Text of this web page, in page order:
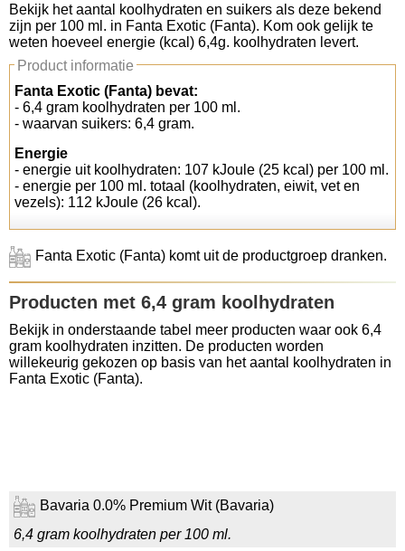
Koolhydraten tellen
Links
Bekijk het aantal koolhydraten en suikers als deze bekend
zijn per 100 ml. in Fanta Exotic (Fanta). Kom ook gelijk te
weten hoeveel energie (kcal) 6,4g. koolhydraten levert.
Product informatie
Fanta Exotic (Fanta) bevat:
- 6,4 gram koolhydraten per 100 ml.
- waarvan suikers: 6,4 gram.
Energie
- energie uit koolhydraten: 107 kJoule (25 kcal) per 100 ml.
- energie per 100 ml. totaal (koolhydraten, eiwit, vet en
vezels): 112 kJoule (26 kcal).
Fanta Exotic (Fanta) komt uit de productgroep dranken.
Producten met 6,4 gram koolhydraten
Bekijk in onderstaande tabel meer producten waar ook 6,4
gram koolhydraten inzitten. De producten worden
willekeurig gekozen op basis van het aantal koolhydraten in
Fanta Exotic (Fanta).
Bavaria 0.0% Premium Wit (Bavaria)
6,4 gram koolhydraten per 100 ml.